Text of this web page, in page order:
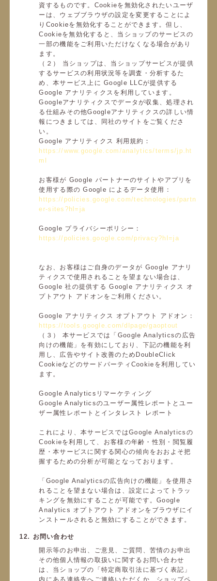
資するものです。Cookieを無効化されたいユーザ
ーは、ウェブブラウザの設定を変更することによ
りCookieを無効化することができます。但し、
Cookieを無効化すると、当ショップのサービスの
一部の機能をご利用いただけなくなる場合があり
ます。
（２） 当ショップは、当ショップサービスが提供
するサービスの利用状況等を調査・分析するた
め、本サービス上に Google LLCが提供する
Google アナリティクスを利用しています。
Googleアナリティクスでデータが収集、処理され
る仕組みその他Googleアナリティクスの詳しい情
報につきましては、同社のサイトをご覧くださ
い。
Google アナリティクス 利用規約：
https://www.google.com/analytics/terms/jp.ht
ml
お客様が Google パートナーのサイトやアプリを
使用する際の Google によるデータ使用：
https://policies.google.com/technologies/partn
er-sites?hl=ja
Google プライバシーポリシー：
https://policies.google.com/privacy?hl=ja
なお、お客様はご自身のデータが Google アナリ
ティクスで使用されることを望まない場合は、
Google 社の提供する Google アナリティクス オ
プトアウト アドオンをご利用ください。
Google アナリティクス オプトアウト アドオン：
https://tools.google.com/dlpage/gaoptout
（３） 本サービスでは「Google Analyticsの広告
向けの機能」を有効にしており、下記の機能を利
用し、広告やサイト改善のためDoubleClick
CookieなどのサードパーティCookieを利用してい
ます。
Google Analyticsリマーケティング
Google Analyticsのユーザー属性レポートとユー
ザー属性レポートとインタレスト レポート
これにより、本サービスではGoogle Analyticsの
Cookieを利用して、お客様の年齢・性別・閲覧履
歴・本サービスに関する関心の傾向をおおよそ把
握するための分析が可能となっております。
「Google Analyticsの広告向けの機能」を使用さ
れることを望まない場合は、設定によってトラッ
キングを無効にすることが可能です。Google
Analytics オプトアウト アドオンをブラウザにイ
ンストールされると無効にすることができます。
12. お問い合わせ
開示等のお申出、ご意見、ご質問、苦情のお申出
その他個人情報の取扱いに関するお問い合わせ
は、当ショップの「特定商取引法に基づく表記」
内にある連絡先へご連絡いただくか、ショップペ